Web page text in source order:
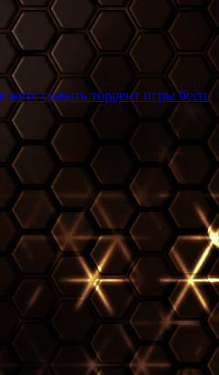
игры бесплатно и без